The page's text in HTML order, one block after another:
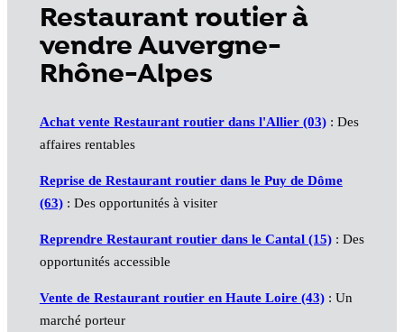
Restaurant routier à
vendre Auvergne-
Rhône-Alpes
Achat vente Restaurant routier dans l'Allier (03): Des
affaires rentables
Reprise de Restaurant routier dans le Puy de Dôme
(63): Des opportunités à visiter
Reprendre Restaurant routier dans le Cantal (15): Des
opportunités accessible
Vente de Restaurant routier en Haute Loire (43): Un
marché porteur